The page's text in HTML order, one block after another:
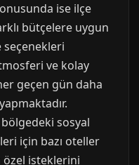
ise ilçe
bütçelere uygun
ve kolay
geçen gün daha
sosyal
için bazı oteller
özel isteklerini